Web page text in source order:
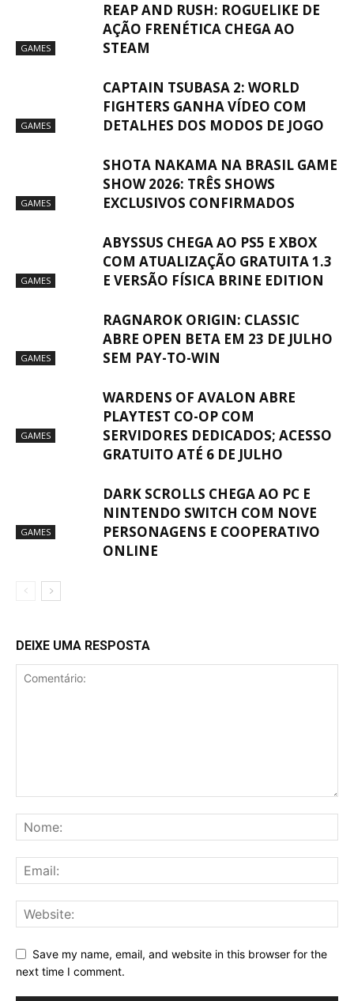
GAMES
REAP AND RUSH: ROGUELIKE DE
AÇÃO FRENÉTICA CHEGA AO
STEAM
GAMES
CAPTAIN TSUBASA 2: WORLD
FIGHTERS GANHA VÍDEO COM
DETALHES DOS MODOS DE JOGO
GAMES
SHOTA NAKAMA NA BRASIL GAME
SHOW 2026: TRÊS SHOWS
EXCLUSIVOS CONFIRMADOS
GAMES
ABYSSUS CHEGA AO PS5 E XBOX
COM ATUALIZAÇÃO GRATUITA 1.3
E VERSÃO FÍSICA BRINE EDITION
GAMES
RAGNAROK ORIGIN: CLASSIC
ABRE OPEN BETA EM 23 DE JULHO
SEM PAY-TO-WIN
GAMES
WARDENS OF AVALON ABRE
PLAYTEST CO-OP COM
SERVIDORES DEDICADOS; ACESSO
GRATUITO ATÉ 6 DE JULHO
GAMES
DARK SCROLLS CHEGA AO PC E
NINTENDO SWITCH COM NOVE
PERSONAGENS E COOPERATIVO
ONLINE
DEIXE UMA RESPOSTA
Save my name, email, and website in this browser for the
next time I comment.